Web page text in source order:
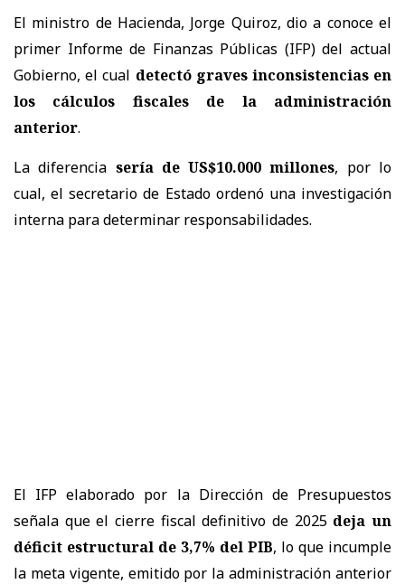
El ministro de Hacienda, Jorge Quiroz, dio a conoce el
primer Informe de Finanzas Públicas (IFP) del actual
Gobierno, el cual detectó graves inconsistencias en
los cálculos fiscales de la administración
anterior.
La diferencia sería de US$10.000 millones, por lo
cual, el secretario de Estado ordenó una investigación
interna para determinar responsabilidades.
El IFP elaborado por la Dirección de Presupuestos
señala que el cierre fiscal definitivo de 2025 deja un
déficit estructural de 3,7% del PIB, lo que incumple
la meta vigente, emitido por la administración anterior